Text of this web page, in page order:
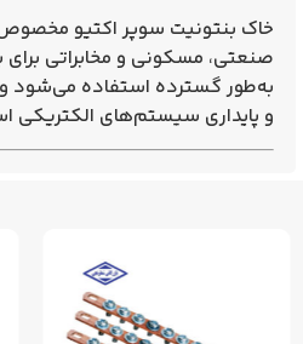
خاک بنتونیت سوپر اکتیو مخصوص
صنعتی، مسکونی و مخابراتی
به‌طور گسترده استفاده می‌شود و
و پایداری سیستم‌های الکتریکی